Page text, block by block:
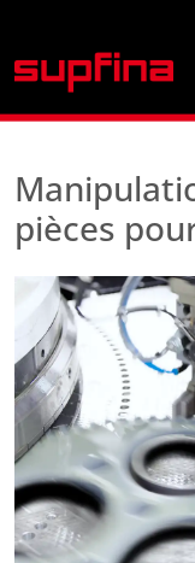
pièces